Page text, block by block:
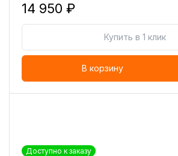
14 950 ₽
Купить в 1 клик
В корзину
Доступно к заказу